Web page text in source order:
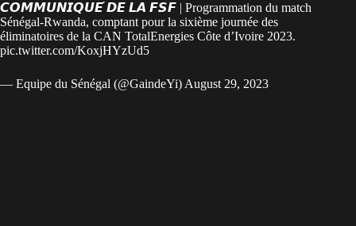
𝘾𝙊𝙈𝙈𝙐𝙉𝙄𝙌𝙐𝙀́ 𝘿𝙀 𝙇𝘼 𝙁𝙎𝙁 | Programmation du match
Sénégal-Rwanda, comptant pour la sixième journée des
éliminatoires de la CAN TotalEnergies Côte d’Ivoire 2023.
pic.twitter.com/KoxjHYzUd5
— Equipe du Sénégal (@GaindeYi) August 29, 2023